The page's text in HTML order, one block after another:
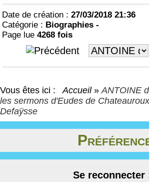
Date de création : 27/03/2018 21:36
Catégorie : Biographies -
Page lue 4268 fois
Vous êtes ici : Accueil »ANTOINE
les sermons d'Eudes de
Defaÿsse
Se reconnecter